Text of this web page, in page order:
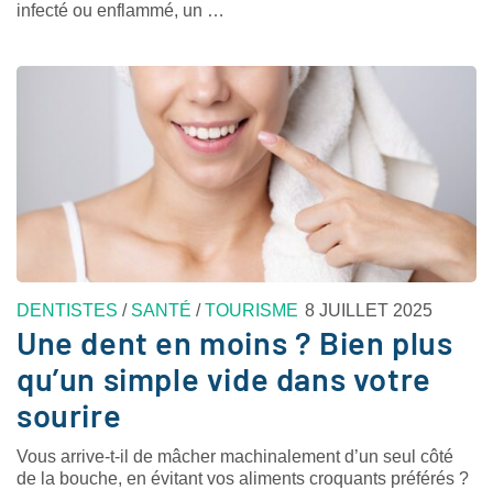
infecté ou enflammé, un …
DENTISTES / SANTÉ /TOURISME 8 JUILLET 2025
Une dent en moins ? Bien plus
qu’un simple vide dans votre
sourire
Vous arrive-t-il de mâcher machinalement d’un seul côté
de la bouche, en évitant vos aliments croquants préférés ?